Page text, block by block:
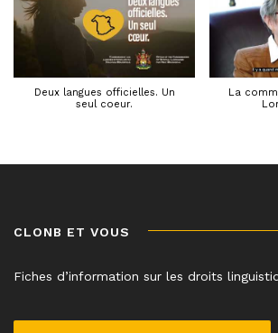
Deux langues officielles. Un
seul coeur.
La
CLONB ET VOUS
Fiches d’information sur les droits